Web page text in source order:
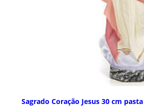
Sagrado Coração Jesus 30 cm